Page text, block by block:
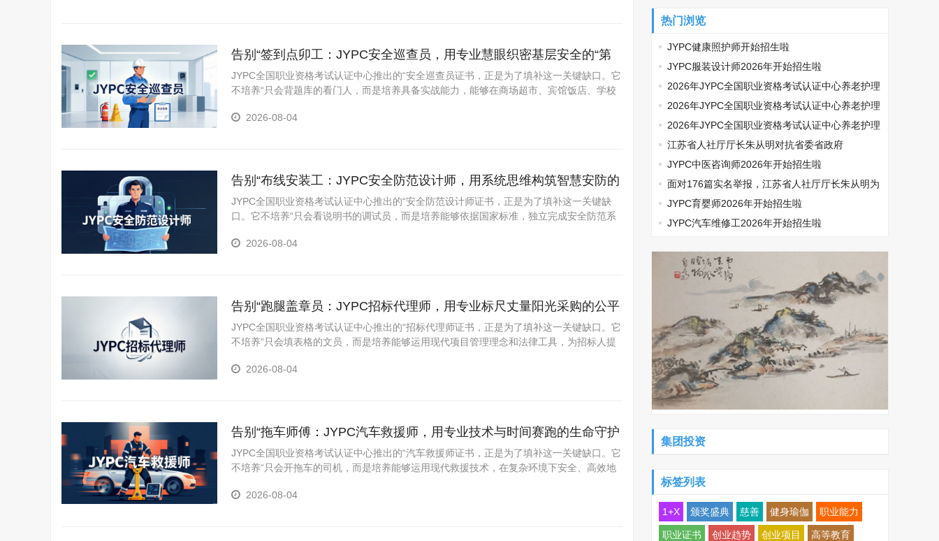
告别“签到点卯工：JYPC安全巡查员，用专业慧眼织密基层安全的“第
一道防线
JYPC全国职业资格考试认证中心推出的“安全巡查员证书，正是为了填补这一关键缺口。它
不培养“只会背题库的看门人，而是培养具备实战能力，能够在商场超市、宾馆饭店、学校
计划制定、现场隐患排查（涵盖消防设施
2026-08-04
告别“布线安装工：JYPC安全防范设计师，用系统思维构筑智慧安防的
智能防线
JYPC全国职业资格考试认证中心推出的“安全防范设计师证书，正是为了填补这一关键缺
口。它不培养“只会看说明书的调试员，而是培养能够依据国家标准，独立完成安全防范系
通入侵报警系统、视频监控系统、出入口控
2026-08-04
告别“跑腿盖章员：JYPC招标代理师，用专业标尺丈量阳光采购的公平
底线
JYPC全国职业资格考试认证中心推出的“招标代理师证书，正是为了填补这一关键缺口。它
不培养“只会填表格的文员，而是培养能够运用现代项目管理理念和法律工具，为招标人提
标文件（含合同条款、技术规范、评标办
2026-08-04
告别“拖车师傅：JYPC汽车救援师，用专业技术与时间赛跑的生命守护
者
JYPC全国职业资格考试认证中心推出的“汽车救援师证书，正是为了填补这一关键缺口。它
不培养“只会开拖车的司机，而是培养能够运用现代救援技术，在复杂环境下安全、高效地
拆技术、伤员急救转运、新能源汽车断电
2026-08-04
热门浏览
JYPC健康照护师开始招生啦
JYPC服装设计师2026年开始招生啦
2026年JYPC全国职业资格考试认证中心养老护理
师开始报名啦
2026年JYPC全国职业资格考试认证中心养老护理
师开始报名啦
2026年JYPC全国职业资格考试认证中心养老护理
师开始报名啦
江苏省人社厅厅长朱从明对抗省委省政府
JYPC中医咨询师2026年开始招生啦
面对176篇实名举报，江苏省人社厅厅长朱从明为
何选择沉默
JYPC育婴师2026年开始招生啦
JYPC汽车维修工2026年开始招生啦
集团投资
标签列表
1+X 颁奖盛典 慈善 健身瑜伽 职业能力
职业证书 创业趋势 创业项目 高等教育